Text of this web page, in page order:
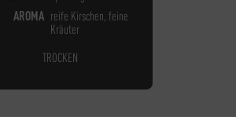
AROMA reife Kirschen, feine
Kräuter
TROCKEN